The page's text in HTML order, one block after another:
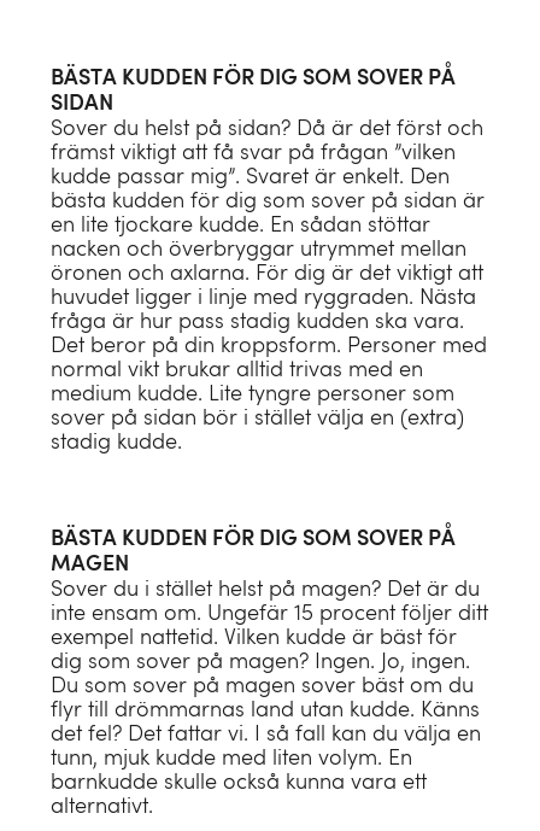
KATEGORI
Påslakanset
Örngott
Dra-på-lakan
Kudd- & madrasskydd
Sängkläder barn
Nyheter
Sale
Allt
Duntäcken
Ulltäcken
Barntäcken
Allt
STORLEK
Prydnadskuddar
Kuddfyllning
Allt
SÖMNTYP
KATEGORI
Bäddmadrasser
KATEGORI
Gästhanddukar
Tvättlappar
Badrumsmattor
Badrockar
Hårhanddukar
Badponcho
Sale
KATEGORI
Loungewear
Ponchos
Badrockar
Kimonos
KATEGORI
Filtar
Överkast
Babyfiltar
KATEGORI
Sovmask
Hårhanddukar
Shoppingväska
Pouch
Necessär
Sale
BARN
Sängkläder barn
Påslakan för barn
Barntäcken
Barnkuddar
Barnfiltar
BÄSTA KUDDEN FÖR DIG SOM SOVER PÅ
SIDAN
Sover du helst på sidan? Då är det först och
främst viktigt att få svar på frågan ”vilken
kudde passar mig”. Svaret är enkelt. Den
bästa kudden för dig som sover på sidan är
en lite tjockare kudde. En sådan stöttar
nacken och överbryggar utrymmet mellan
öronen och axlarna. För dig är det viktigt att
huvudet ligger i linje med ryggraden. Nästa
fråga är hur pass stadig kudden ska vara.
Det beror på din kroppsform. Personer med
normal vikt brukar alltid trivas med en
medium kudde. Lite tyngre personer som
sover på sidan bör i stället välja en (extra)
stadig kudde.
BÄSTA KUDDEN FÖR DIG SOM SOVER PÅ
MAGEN
Sover du i stället helst på magen? Det är du
inte ensam om. Ungefär 15 procent följer ditt
exempel nattetid. Vilken kudde är bäst för
dig som sover på magen? Ingen. Jo, ingen.
Du som sover på magen sover bäst om du
flyr till drömmarnas land utan kudde. Känns
det fel? Det fattar vi. I så fall kan du välja en
tunn, mjuk kudde med liten volym. En
barnkudde skulle också kunna vara ett
alternativt.